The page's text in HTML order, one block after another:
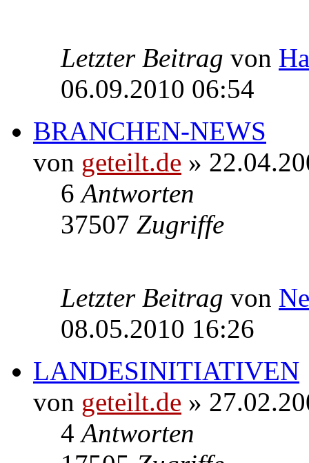
Letzter Beitrag von
06.09.2010 06:54
BRANCHEN-NEWS
von geteilt.de »
6Antworten
37507 Zugriffe
Letzter Beitrag von
08.05.2010 16:26
LANDESINITIATIVEN
von geteilt.de »
4Antworten